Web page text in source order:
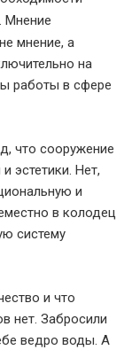
. Мнение
мнение, а
на
работы в сфере
что сооружение
эстетики. Нет,
и
в колодец
систему
и что
нет. Забросили
ведро воды. А